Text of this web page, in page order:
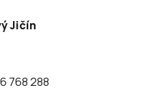
Jičín
768 288